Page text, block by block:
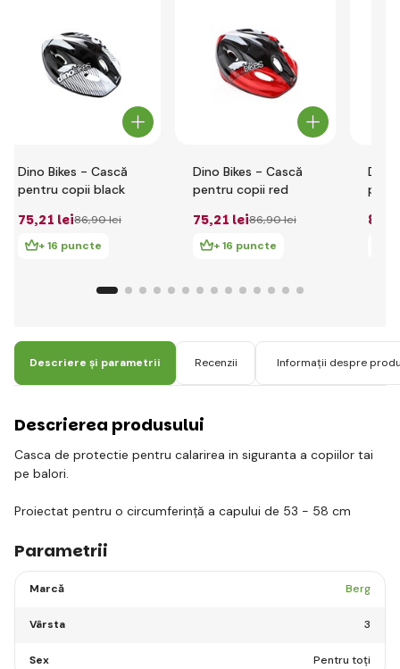
Dino Bikes - Cască
pentru copii black
75,21 lei86,90 lei
+ 16 puncte
Dino Bikes - Cască
pentru copii red
75,21 lei86,90 lei
+ 16 puncte
Dino
80
Descriere și parametrii Recenzii Informații despre
Descrierea produsului
Casca de protectie pentru calarirea in siguranta a copiilor tai
pe balori.
Proiectat pentru o circumferință a capului de 53 - 58 cm
Parametrii
Marcă Berg
Vârsta 3
Sex Pentru toți